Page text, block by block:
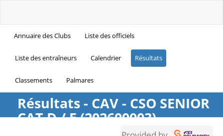
Annuaire des Clubs Liste des officiels
Liste des entraîneurs Calendrier Résultats
Classements Palmares
Résultats - CAV - CSO SENIOR
CAT D / E (202600003)